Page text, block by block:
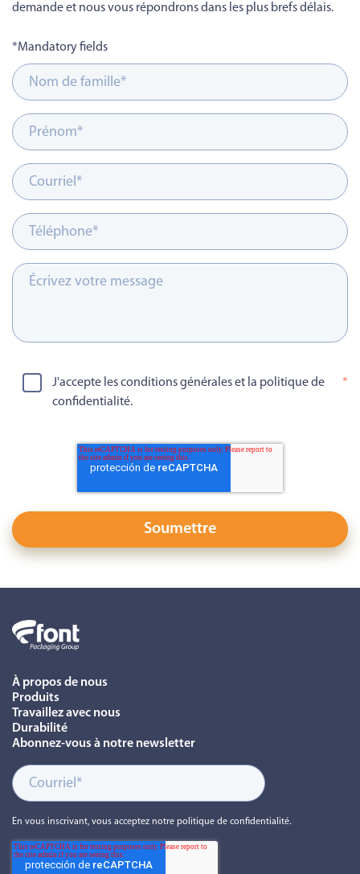
demande et nous vous répondrons dans les plus brefs délais.
*Mandatory fields
J'accepte les conditions générales et la politique de
confidentialité.
*
À propos de nous
Produits
Travaillez avec nous
Durabilité
Abonnez-vous à notre newsletter
En vous inscrivant, vous acceptez notre politique de confidentialité.